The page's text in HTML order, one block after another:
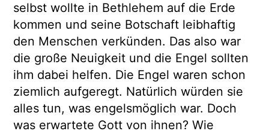
selbst wollte in Bethlehem auf die Erde
kommen und seine Botschaft leibhaftig
den Menschen verkünden. Das also war
die große Neuigkeit und die Engel sollten
ihm dabei helfen. Die Engel waren schon
ziemlich aufgeregt. Natürlich würden sie
alles tun, was engelsmöglich war. Doch
was erwartete Gott von ihnen? Wie